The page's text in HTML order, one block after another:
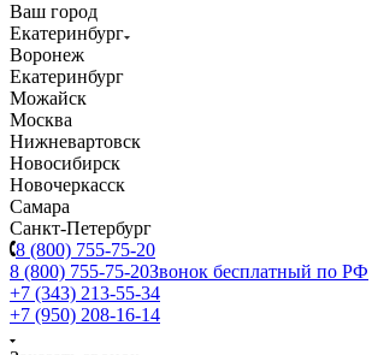
Ваш город
Екатеринбург
Воронеж
Екатеринбург
Можайск
Москва
Нижневартовск
Новосибирск
Новочеркасск
Самара
Санкт-Петербург
8 (800) 755-75-20
8 (800) 755-75-20Звонок бесплатный по РФ
+7 (343) 213-55-34
+7 (950) 208-16-14